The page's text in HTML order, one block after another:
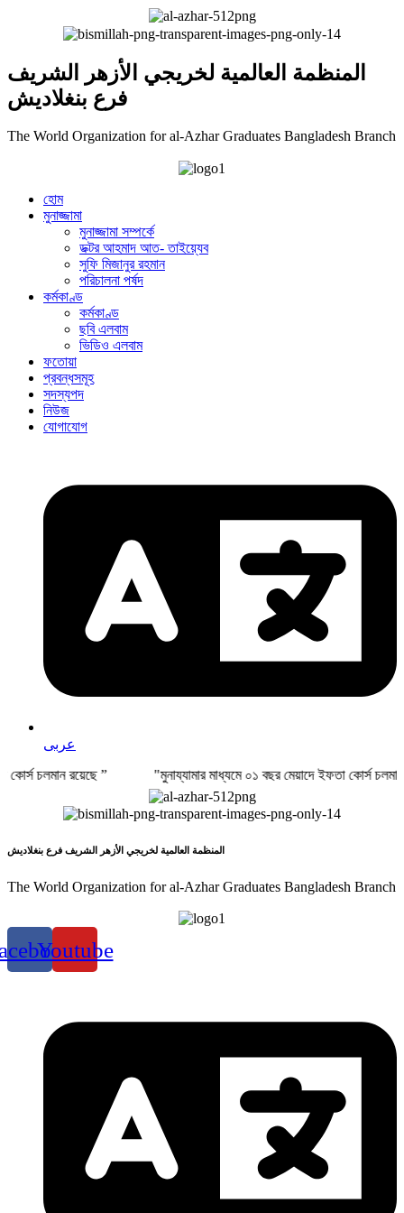
المنظمة العالمية لخريجي الأزهر الشريف
فرع بنغلاديش
The World Organization for al-Azhar Graduates Bangladesh Branch
হোম
মুনাজ্জামা
মুনাজ্জামা সম্পর্কে
ডক্টর আহমাদ আত- তাইয়্যেব
সুফি মিজানুর রহমান
পরিচালনা পর্ষদ
কর্মকাণ্ড
কর্মকাণ্ড
ছবি এলবাম
ভিডিও এলবাম
ফতোয়া
প্রবন্ধসমূহ
সদস্যপদ
নিউজ
যোগাযোগ
عربى
কোর্স চলমান রয়েছে ” "মুনায্যামার মাধ্যমে ০১ বছর মেয়াদে ইফতা কোর্স
المنظمة العالمية لخريجي الأزهر الشريف فرع بنغلاديش
The World Organization for al-Azhar Graduates Bangladesh Branch
Youtube